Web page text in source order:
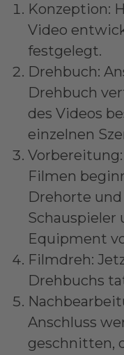
Konzeption:
Video
festgelegt.
Drehbuch:
Drehbuch
des Videos
einzelnen
Filmen
Drehorte
Schauspieler
Equipment
Filmdreh:
Drehbuchs
Anschluss
geschnitten,